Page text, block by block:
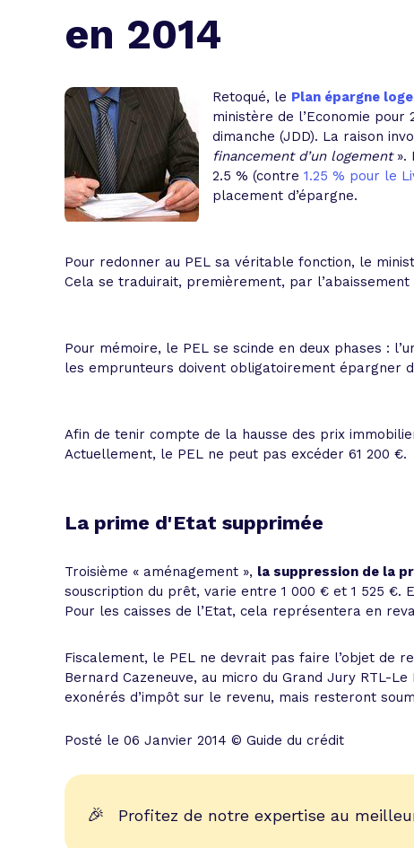
Profitez de notre expertise au
Trouvez votre prêt conso au meilleur
Bénéficiez de notre expertise en
en 2014
Retoqué, le Plan épargne
ministère de l’Economie
dimanche (JDD). La raison
financement d’un logement».
2.5 % (contre 1.25 % pour le
placement d’épargne.
Pour redonner au PEL sa véritable fonction, le
Cela se traduirait, premièrement, par
Pour mémoire, le PEL se scinde en deux phases :
les emprunteurs doivent obligatoirement épargner
Afin de tenir compte de la hausse des prix
Actuellement, le PEL ne peut pas excéder 61 200 €.
La prime d'Etat supprimée
Troisième « aménagement », la suppression de la
souscription du prêt, varie entre 1 000 € et 1 525 €.
Pour les caisses de l’Etat, cela représentera en
Fiscalement, le PEL ne devrait pas faire l’objet de
Bernard Cazeneuve, au micro du Grand Jury RTL-
exonérés d’impôt sur le revenu, mais resteront
Posté le 06 Janvier 2014 © Guide du crédit
🎉 Profitez de notre expertise au